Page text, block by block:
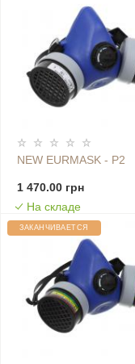
NEW EURMASK - P2
1 470.00 грн
На складе
ЗАКАНЧИВАЕТСЯ